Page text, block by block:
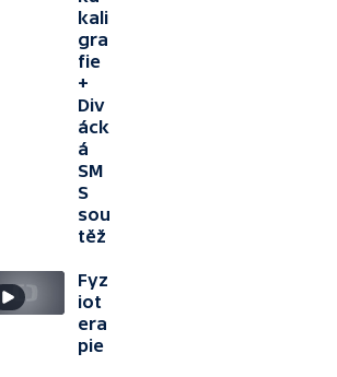
kali
gra
fie
+
Div
áck
á
SM
S
sou
těž
Fyz
iot
era
pie